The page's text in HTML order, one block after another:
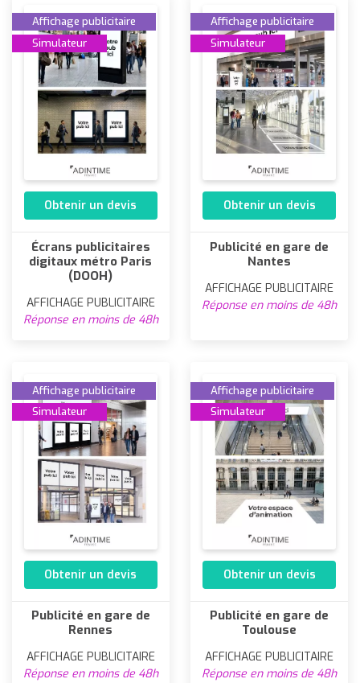
Affichage publicitaire
Simulateur
Obtenir un devis
Écrans publicitaires
digitaux métro Paris
(DOOH)
AFFICHAGE PUBLICITAIRE
Réponse en moins de 48h
Affichage publicitaire
Simulateur
Obtenir un devis
Publicité en gare de
Nantes
AFFICHAGE PUBLICITAIRE
Réponse en moins de 48h
Affichage publicitaire
Simulateur
Obtenir un devis
Publicité en gare de
Rennes
AFFICHAGE PUBLICITAIRE
Réponse en moins de 48h
Affichage publicitaire
Simulateur
Obtenir un devis
Publicité en gare de
Toulouse
AFFICHAGE PUBLICITAIRE
Réponse en moins de 48h